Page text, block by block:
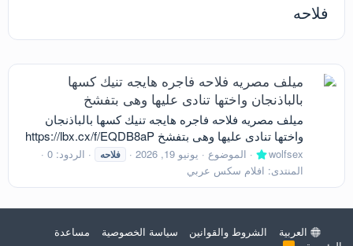
فلاحه
ميلف مصريه فلاحه فاجره هايجه تنيك كسها
بالباذنجان واختها تنادى عليها وهى بتفشخ
ميلف مصريه فلاحه فاجره هايجه تنيك كسها بالباذنجان
واختها تنادى عليها وهى بتفشخ https://lbx.cx/f/EQDB8aP
wolfsex الموضوع يونيو 19, 2026 فلاحه
الردود: 0
المنتدى: افلام سكس عربي
العربية الشروط والقوانين سياسة الخصوصية
مساعدة